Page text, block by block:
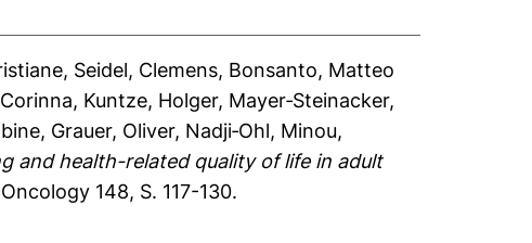
, Seidel, Clemens, Bonsanto, Matteo
, Kuntze, Holger, Mayer‑Steinacker,
, Grauer, Oliver, Nadji‑Ohl, Minou,
and health-related quality of life in adult
148, S. 117-130.